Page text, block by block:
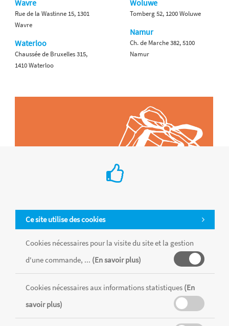
Ce site utilise des cookies
Cookies nécessaires pour la visite du site et la gestion
d'une commande, ... (En savoir plus)
Cookies nécessaires aux informations statistiques (En
savoir plus)
Wavre
Rue de la Wastinne 15, 1301
Wavre
Waterloo
Chaussée de Bruxelles 315,
1410 Waterloo
Woluwe
Tomberg 52, 1200 Woluwe
Namur
Ch. de Marche 382, 5100
Namur
Tous les produits sont vendus dans la limite des stocks disponibles de
chaque magasin, toutes taxes comprises.
CONDITIONS GÉNÉRALES